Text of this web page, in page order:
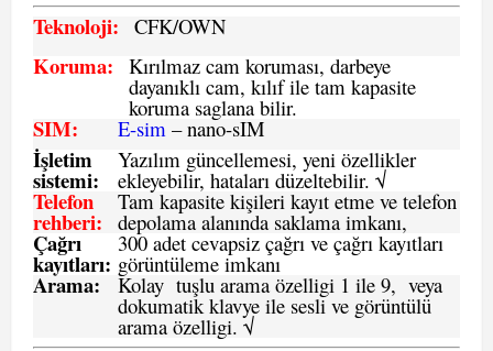
Teknoloji: CFK/OWN
Koruma: Kırılmaz cam koruması, darbeye
dayanıklı cam, kılıf ile tam kapasite
koruma saglana bilir.
SIM: E-sim – nano-sIM
İşletim
sistemi:
Yazılım güncellemesi, yeni özellikler
ekleyebilir, hataları düzeltebilir. √
Telefon
rehberi:
Tam kapasite kişileri kayıt etme ve telefon
depolama alanında saklama imkanı,
Çağrı
kayıtları:
300 adet cevapsiz çağrı ve çağrı kayıtları
görüntüleme imkanı
Arama: Kolay tuşlu arama özelligi 1 ile 9, veya
dokumatik klavye ile sesli ve görüntülü
arama özelligi. √